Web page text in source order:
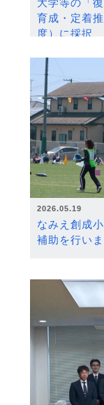
大学等の「
育成・定着
度）に採択
2026.05.19
なみえ創成
補助を行い